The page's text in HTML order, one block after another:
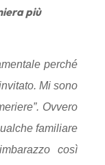
più
perché
Mi sono
Ovvero
familiare
così